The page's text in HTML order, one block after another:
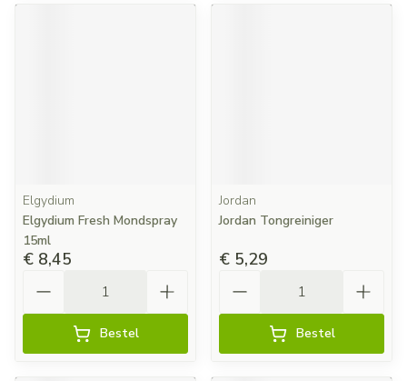
Elgydium
Elgydium Fresh Mondspray
15ml
€ 8,45
Bestel
Jordan
Jordan Tongreiniger
€ 5,29
Bestel